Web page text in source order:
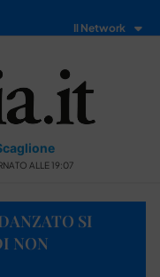
Il Network
ALLE 19:07
SI
NON